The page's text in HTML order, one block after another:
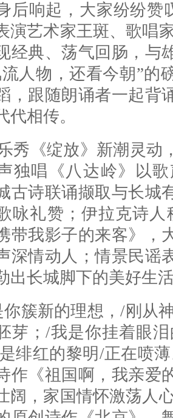
后响起，大家纷纷赞
演艺术家王斑、歌唱
经典、荡气回肠，与
流人物，还看今朝”的
，跟随朗诵者一起背
代相传。
秀《绽放》新潮灵动
独唱《八达岭》以
古诗联诵撷取与长城
咏礼赞；伊拉克诗
带我影子的来客》
深情动人；情景民谣
出长城脚下的美好生
你簇新的理想，/刚从
芽；/我是你挂着眼
绯红的黎明/正在喷
作《祖国啊，我亲爱
阔，家国情怀激荡人